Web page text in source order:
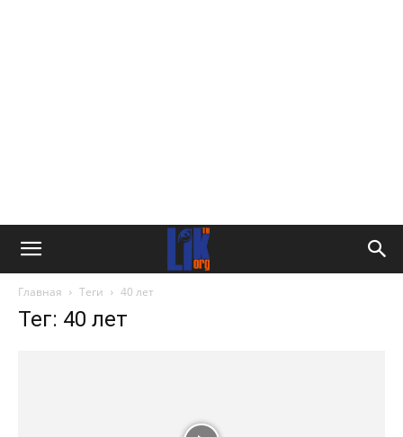
Главная Теги 40 лет
Тег: 40 лет